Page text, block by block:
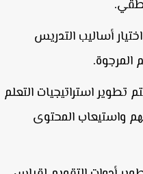
أساليب التدريس
استراتيجيات التعلم
المحتوى